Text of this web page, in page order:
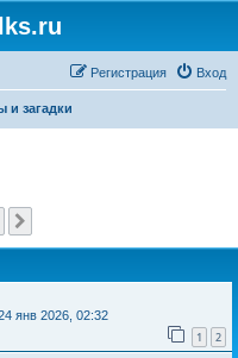
Вход
Регистрация
и загадки
янв 2026, 02:32
1 2